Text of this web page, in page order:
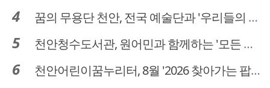
꿈의 무용단 천안, 전국 예술단과 '우리들의 하모니' 선보여
천안청수도서관, 원어민과 함께하는 '모든 영어 모든 독서' 운영
천안어린이꿈누리터, 8월 '2026 찾아가는 팝업놀이터' 운영